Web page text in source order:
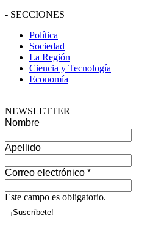
- SECCIONES
Política
Sociedad
La Región
Ciencia y Tecnología
Economía
NEWSLETTER
Nombre
Apellido
Correo electrónico *
Este campo es obligatorio.